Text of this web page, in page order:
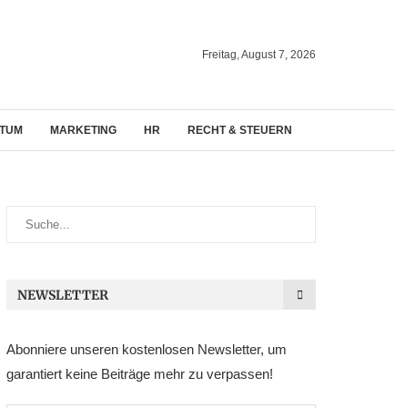
Freitag, August 7, 2026
MARKETING HR RECHT & STEUERN
NEWSLETTER
Abonniere unseren kostenlosen Newsletter, um
garantiert keine Beiträge mehr zu verpassen!